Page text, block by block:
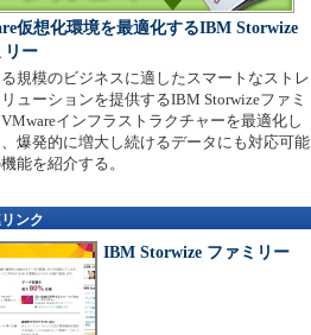
仮想化環境を最適化するIBM Storwize
リー
規模のビジネスに適したスマートなストレ
ューションを提供するIBM Storwizeファミ
VMwareインフラストラクチャーを最適化し
爆発的に増大し続けるデータにも対応可能
能を紹介する。
ンク
IBM Storwize ファミリー